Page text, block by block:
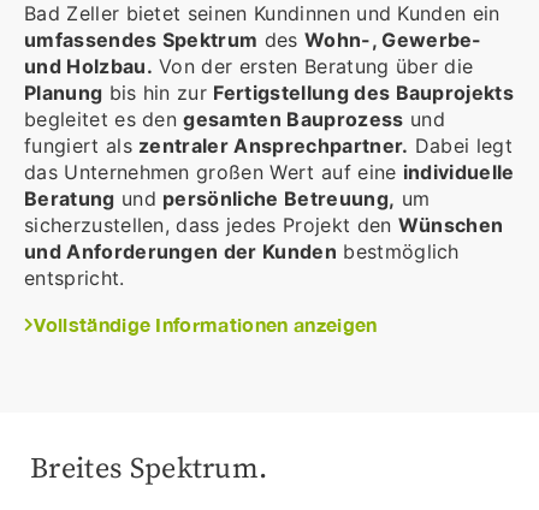
Bad Zeller bietet seinen Kundinnen und Kunden ein
umfassendes Spektrum desWohn-, Gewerbe-
und Holzbau. Von der ersten Beratung über die
Planung bis hin zur Fertigstellung des Bauprojekts
begleitet es dengesamten Bauprozess und
fungiert als zentraler Ansprechpartner. Dabei legt
das Unternehmen großen Wert auf eine individuelle
Beratung und persönliche Betreuung, um
sicherzustellen, dass jedes Projekt den Wünschen
und Anforderungen der Kunden bestmöglich
entspricht.
Vollständige Informationen anzeigen
Breites Spektrum.